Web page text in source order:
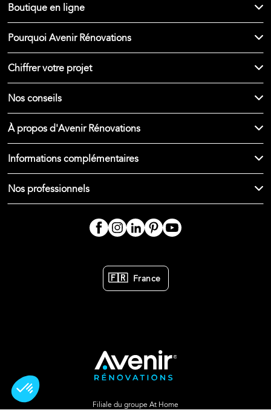
Boutique en ligne
Pourquoi Avenir Rénovations
Chiffrer votre projet
Nos conseils
À propos d'Avenir Rénovations
Informations complémentaires
Nos professionnels
🇫🇷 France
Filiale du groupe At Home